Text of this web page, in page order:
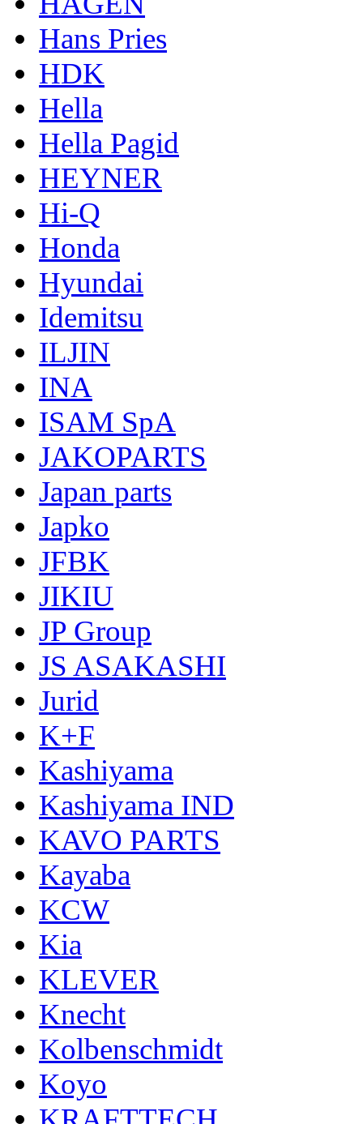
Hans Pries
HDK
Hella
Hella Pagid
HEYNER
Hi-Q
Honda
Hyundai
Idemitsu
ILJIN
INA
ISAM SpA
JAKOPARTS
Japan parts
Japko
JFBK
JIKIU
JP Group
JS ASAKASHI
Jurid
K+F
Kashiyama
Kashiyama IND
KAVO PARTS
Kayaba
KCW
Kia
KLEVER
Knecht
Kolbenschmidt
Koyo